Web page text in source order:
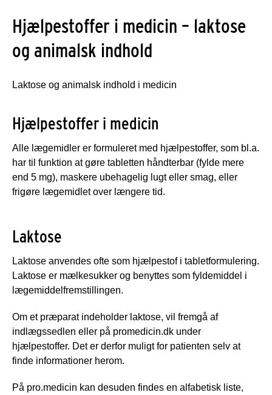
Hjælpestoffer i medicin – laktose
og animalsk indhold
Laktose og animalsk indhold i medicin
Hjælpestoffer i medicin
Alle lægemidler er formuleret med hjælpestoffer, som bl.a.
har til funktion at gøre tabletten håndterbar (fylde mere
end 5 mg), maskere ubehagelig lugt eller smag, eller
frigøre lægemidlet over længere tid.
Laktose
Laktose anvendes ofte som hjælpestof i tabletformulering.
Laktose er mælkesukker og benyttes som fyldemiddel i
lægemiddelfremstillingen.
Om et præparat indeholder laktose, vil fremgå af
indlægssedlen eller på promedicin.dk under
hjælpestoffer. Det er derfor muligt for patienten selv at
finde informationer herom.
På pro.medicin kan desuden findes en alfabetisk liste,